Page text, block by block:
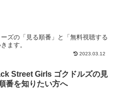
ズの「見る順番」と「無料視聴する
ます。
2023.03.12
Street Girls ゴクドルズの見
番を知りたい方へ